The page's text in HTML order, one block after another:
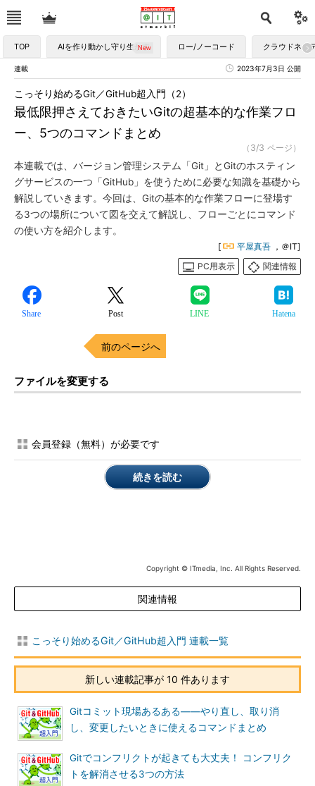
TOP AIを作り動かし守り生かす ロー/ノーコード クラウドネイ
連載 2023年7月3日 公開
最低限押さえておきたいGitの超基本的な作業フロ
ー、5つのコマンドまとめ
こっそり始めるGit／GitHub超入門（2）
（3/3 ページ）
本連載では、バージョン管理システム「Git」とGitのホスティン
グサービスの一つ「GitHub」を使うために必要な知識を基礎から
解説していきます。今回は、Gitの基本的な作業フローに登場す
る3つの場所について図を交えて解説し、フローごとにコマンド
の使い方を紹介します。
[ 平屋真吾 ，＠IT]
PC用表示
関連情報
Share Post LINE Hatena
前のページへ
ファイルを変更する
会員登録（無料）が必要です
続きを読む
Copyright © ITmedia, Inc. All Rights Reserved.
関連情報
こっそり始めるGit／GitHub超入門 連載一覧
新しい連載記事が 10 件あります
Gitコミット現場あるある――やり直し、取り消
し、変更したいときに使えるコマンドまとめ
Gitでコンフリクトが起きても大丈夫！ コンフリク
トを解消させる3つの方法